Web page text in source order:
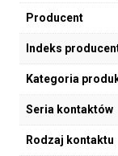
Producent
Indeks
Kategoria
Seria kontaktów
Rodzaj kontaktu